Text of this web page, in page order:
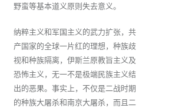
野蛮等基本道义原则失去意义。
纳粹主义和军国主义的武力扩张，共
产国家的全球一片红的理想，种族歧
视和种族隔离，伊斯兰原教旨主义及
恐怖主义，无一不是极端民族主义结
出的恶果。事实上，不仅是二战时期
的种族大屠杀和南京大屠杀，而且二